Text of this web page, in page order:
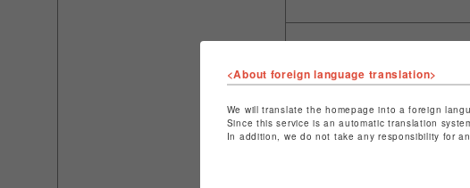
<About foreign language translation>
We will translate the homepage into a foreign
Since this service is an automatic translation
In addition, we do not take any responsibility for